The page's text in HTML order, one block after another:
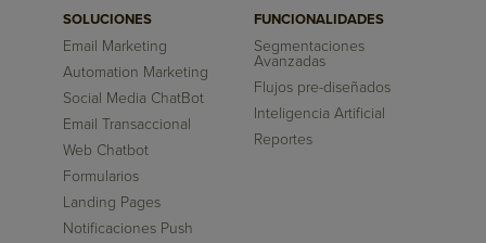
SOLUCIONES
Email Marketing
Automation Marketing
Social Media ChatBot
Email Transaccional
Web Chatbot
Formularios
Landing Pages
Notificaciones Push
FUNCIONALIDADES
Segmentaciones
Avanzadas
Flujos pre-diseñados
Inteligencia Artificial
Reportes